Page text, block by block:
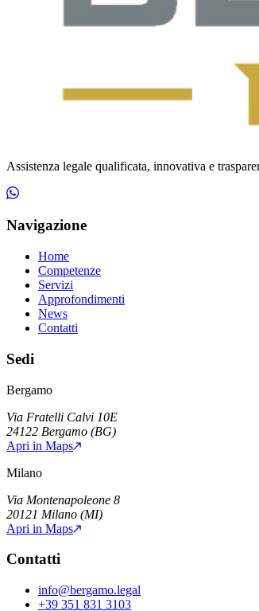
Assistenza legale qualificata, innovativa e
Navigazione
Home
Competenze
Servizi
Approfondimenti
News
Contatti
Sedi
Bergamo
Via Fratelli Calvi 10E
24122 Bergamo (BG)
Apri in Maps
Milano
Via Montenapoleone 8
20121 Milano (MI)
Apri in Maps
Contatti
info@bergamo.legal
+39 351 831 3103